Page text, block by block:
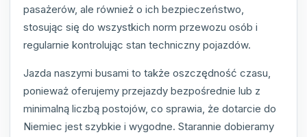
pasażerów, ale również o ich bezpieczeństwo,
stosując się do wszystkich norm przewozu osób i
regularnie kontrolując stan techniczny pojazdów.
Jazda naszymi busami to także oszczędność czasu,
ponieważ oferujemy przejazdy bezpośrednie lub z
minimalną liczbą postojów, co sprawia, że dotarcie do
Niemiec jest szybkie i wygodne. Starannie dobieramy